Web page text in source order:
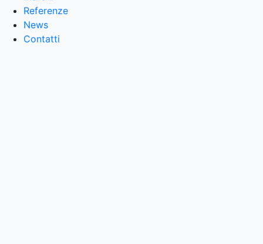
Referenze
News
Contatti